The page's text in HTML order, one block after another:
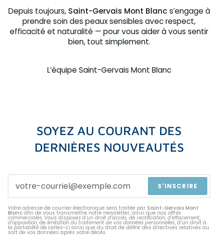
Depuis toujours, Saint-Gervais Mont Blanc s’engage à
prendre soin des peaux sensibles avec respect,
efficacité et naturalité — pour vous aider à vous sentir
bien, tout simplement.
L’équipe Saint-Gervais Mont Blanc
SOYEZ AU COURANT DES
DERNIÈRES NOUVEAUTÉS
S'INSCRIRE
Votre adresse de courrier électronique sera traitée par Saint-Gervais Mont
Blanc afin de vous transmettre notre newsletter, ainsi que nos offres
commerciales. Vous disposez d’un droit d’accès, de rectification, d’effacement,
d’opposition, de limitation du traitement de vos données personnelles, d’un droit à
la portabilité de celles-ci ainsi que du droit de définir des directives relatives au
sort de vos données après votre décès.